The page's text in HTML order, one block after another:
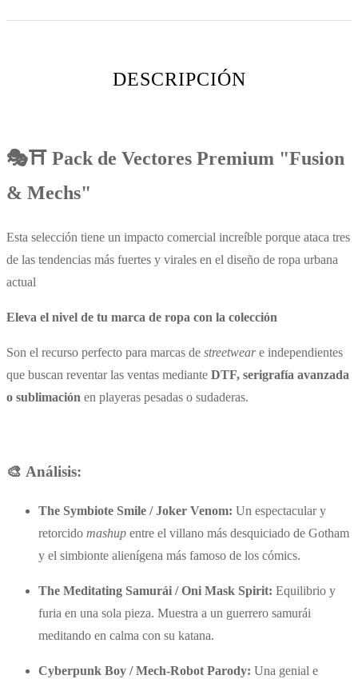
DESCRIPCIÓN
🎭⛩️ Pack de Vectores Premium "Fusion
& Mechs"
Esta selección tiene un impacto comercial increíble porque ataca tres
de las tendencias más fuertes y virales en el diseño de ropa urbana
actual
Eleva el nivel de tu marca de ropa con la colección
Son el recurso perfecto para marcas de streetweare independientes
que buscan reventar las ventas mediante DTF, serigrafía avanzada
o sublimación en playeras pesadas o sudaderas.
🎨 Análisis:
The Symbiote Smile / Joker Venom: Un espectacular y
retorcido mashup entre el villano más desquiciado de Gotham
y el simbionte alienígena más famoso de los cómics.
The Meditating Samurái / Oni Mask Spirit: Equilibrio y
furia en una sola pieza. Muestra a un guerrero samurái
meditando en calma con su katana.
Cyberpunk Boy / Mech-Robot Parody: Una genial e